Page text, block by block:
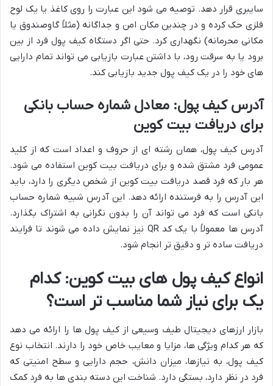
سایبری قرار دهد. توصیه می شود این عبارت را روی کاغذ یا یک لوح
فلزی حک کرده و در چندین مکان امن و جداگانه (مثلاً گاوصندوق یا
مکانی محرمانه) نگهداری کرد. حتی اگر دستگاه کیف پول فرد از بین
برود یا به سرقت رود، با داشتن عبارت بازیابی می تواند تمام دارایی
های خود را در یک کیف پول جدید بازیابی کند.
آدرس کیف پول: معادل شماره حساب بانکی
برای دریافت بیت کوین
آدرس کیف پول، همان رشته ای از حروف و اعداد است که از کلید
عمومی فرد مشتق شده و برای دریافت بیت کوین استفاده می شود.
هر بار که فرد قصد دریافت بیت کوین از شخص دیگری را دارد، باید
این آدرس را به فرستنده ارائه دهد. این آدرس شبیه شماره حساب
بانکی است که فرد می تواند آن را بدون نگرانی به اشتراک بگذارد.
آدرس ها معمولاً با یک کد QR نیز نمایش داده می شوند تا فرایند
دریافت ساده تر و دقیق تر انجام شود.
انواع کیف پول های بیت کوین: کدام
یک برای نیاز شما مناسب تر است؟
بازار ارزهای دیجیتال طیف وسیعی از کیف پول ها را ارائه می دهد
که هر کدام ویژگی ها، مزایا و معایب خاص خود را دارند. انتخاب نوع
کیف پول، به نیازها، میزان دانش، حجم دارایی و سطح امنیتی که
فرد در نظر دارد، بستگی دارد. شناخت این دسته بندی ها به فرد کمک